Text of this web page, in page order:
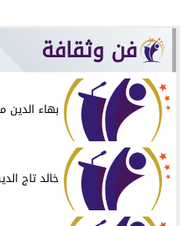
فن وثقافة
بهاء الدين
خالد تاج